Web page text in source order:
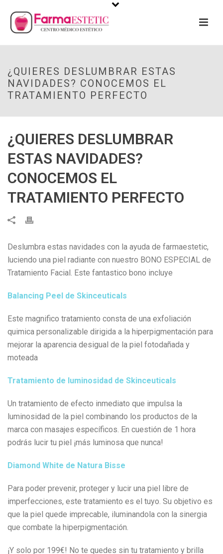
¿QUIERES DESLUMBRAR ESTAS
NAVIDADES? CONOCEMOS EL
TRATAMIENTO PERFECTO
¿QUIERES DESLUMBRAR
ESTAS NAVIDADES?
CONOCEMOS EL
TRATAMIENTO PERFECTO
Deslumbra estas navidades con la ayuda de farmaestetic,
luciendo una piel radiante con nuestro BONO ESPECIAL de
Tratamiento Facial. Este fantastico bono incluye
Balancing Peel de Skinceuticals
Este magnifico tratamiento consta de una exfoliación
quimica personalizable dirigida a la hiperpigmentación para
mejorar la aparencia desigual de la piel fotodañada y
moteada
Tratamiento de luminosidad de Skinceuticals
Un tratamiento de efecto inmediato que impulsa la
luminosidad de la piel combinando los productos de la
marca con masajes específicos. En cuestión de 1 hora
podrás lucir tu piel ¡más luminosa que nunca!
Diamond White de Natura Bisse
Para poder prevenir, proteger y lucir una piel libre de
imperfecciones, este tratamiento es el tuyo. Su objetivo es
que la piel quede imprecable, iluminandola con la sinergia
que combate la hiperpigmentación.
¡Y solo por 199€! No te quedes sin tu tratamiento y brilla